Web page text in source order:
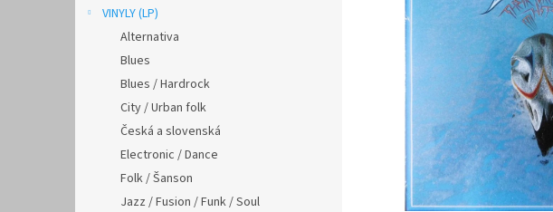
VINYLY (LP)
Alternativa
Blues
Blues / Hardrock
City / Urban folk
Česká a slovenská
Electronic / Dance
Folk / Šanson
Jazz / Fusion / Funk / Soul